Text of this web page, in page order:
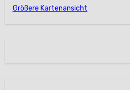
Größere Kartenansicht